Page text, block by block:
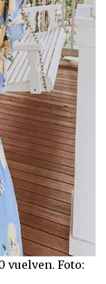
vuelven. Foto: